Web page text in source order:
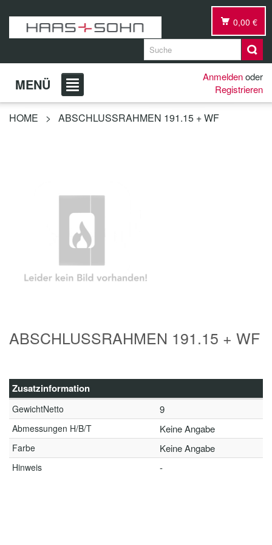
0,00 €
MENÜ Anmeldenoder
Registrieren
HOME > ABSCHLUSSRAHMEN 191.15 + WF
ABSCHLUSSRAHMEN 191.15 + WF
Zusatzinformation
GewichtNetto 9
Abmessungen H/B/T Keine Angabe
Farbe Keine Angabe
Hinweis -